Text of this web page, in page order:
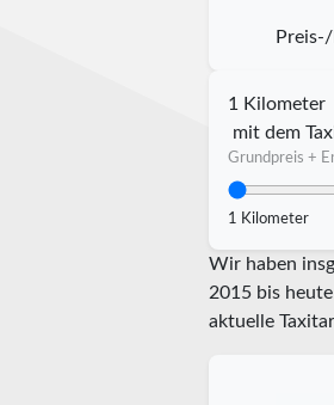
1 Kilometer
mit dem
Grundpreis +
1 Kilometer
Wir haben
2015 bis
aktuelle